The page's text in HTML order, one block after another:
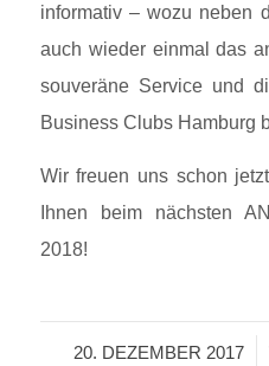
informativ – wozu neben
auch wieder einmal das
souveräne Service und
Business Clubs Hamburg
Wir freuen uns schon
Ihnen beim nächsten
2018!
20. DEZEMBER 2017
/